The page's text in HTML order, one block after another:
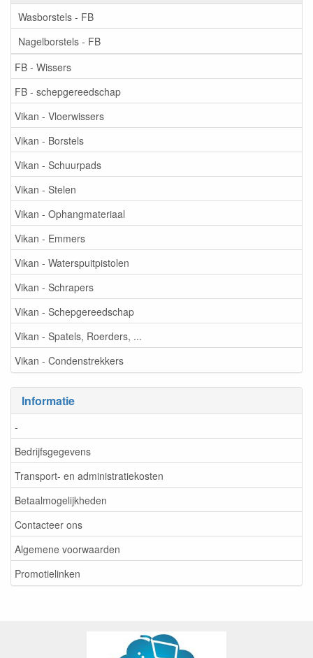
Wasborstels - FB
Nagelborstels - FB
FB - Wissers
FB - schepgereedschap
Vikan - Vloerwissers
Vikan - Borstels
Vikan - Schuurpads
Vikan - Stelen
Vikan - Ophangmateriaal
Vikan - Emmers
Vikan - Waterspuitpistolen
Vikan - Schrapers
Vikan - Schepgereedschap
Vikan - Spatels, Roerders, ...
Vikan - Condenstrekkers
Informatie
-
Bedrijfsgegevens
Transport- en administratiekosten
Betaalmogelijkheden
Contacteer ons
Algemene voorwaarden
Promotielinken